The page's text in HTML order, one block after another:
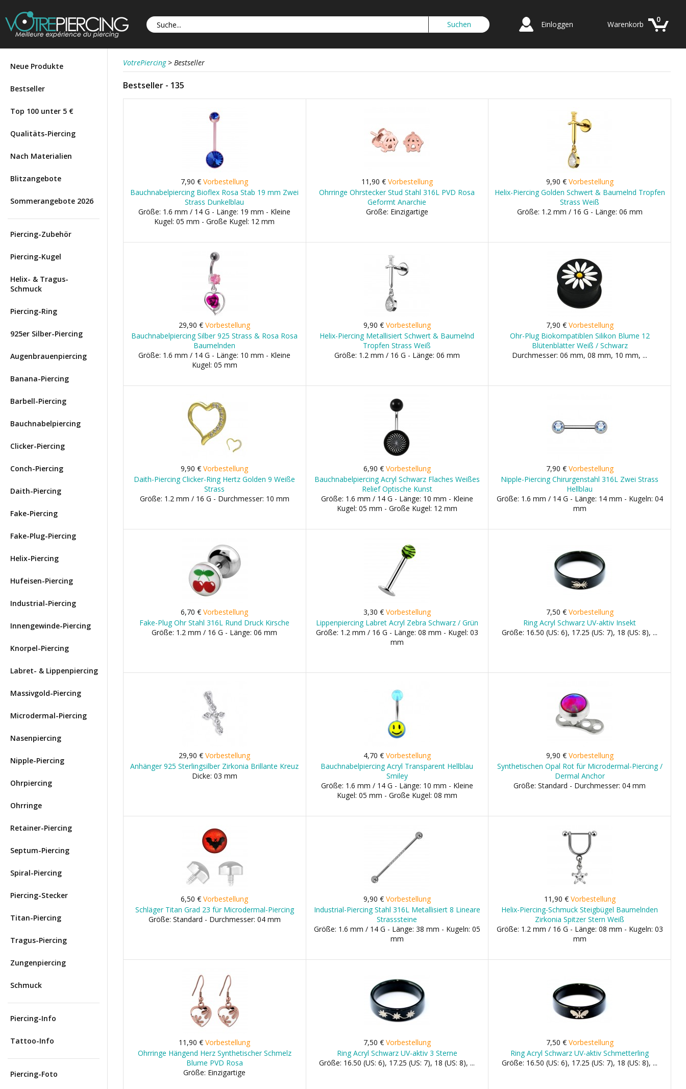
Einloggen
0
Warenkorb
Neue Produkte
Bestseller
Top 100 unter 5 €
Qualitäts-Piercing
Nach Materialien
Blitzangebote
Sommerangebote 2026
Piercing-Zubehör
Piercing-Kugel
Helix- & Tragus-
Schmuck
Piercing-Ring
925er Silber-Piercing
Augenbrauenpiercing
Banana-Piercing
Barbell-Piercing
Bauchnabelpiercing
Clicker-Piercing
Conch-Piercing
Daith-Piercing
Fake-Piercing
Fake-Plug-Piercing
Helix-Piercing
Hufeisen-Piercing
Industrial-Piercing
Innengewinde-Piercing
Knorpel-Piercing
Labret- & Lippenpiercing
Massivgold-Piercing
Microdermal-Piercing
Nasenpiercing
Nipple-Piercing
Ohrpiercing
Ohrringe
Retainer-Piercing
Septum-Piercing
Spiral-Piercing
Piercing-Stecker
Titan-Piercing
Tragus-Piercing
Zungenpiercing
Schmuck
Piercing-Info
Tattoo-Info
Piercing-Foto
VotrePiercing > Bestseller
Bestseller - 135
7,90 €Vorbestellung
Bauchnabelpiercing Bioflex Rosa Stab 19 mm Zwei
Strass Dunkelblau
Größe: 1.6 mm / 14 G - Länge: 19 mm - Kleine
Kugel: 05 mm - Große Kugel: 12 mm
11,90 € Vorbestellung
Ohrringe Ohrstecker Stud Stahl 316L PVD Rosa
Geformt Anarchie
Größe: Einzigartige
9,90 € Vorbestellung
Helix-Piercing Golden Schwert & Baumelnd Tropfen
Strass Weiß
Größe: 1.2 mm / 16 G - Länge: 06 mm
29,90 €Vorbestellung
Bauchnabelpiercing Silber 925 Strass & Rosa Rosa
Baumelnden
Größe: 1.6 mm / 14 G - Länge: 10 mm - Kleine
Kugel: 05 mm
9,90 € Vorbestellung
Helix-Piercing Metallisiert Schwert & Baumelnd
Tropfen Strass Weiß
Größe: 1.2 mm / 16 G - Länge: 06 mm
7,90 € Vorbestellung
Ohr-Plug Biokompatiblen Silikon Blume 12
Blütenblätter Weiß / Schwarz
Durchmesser: 06 mm, 08 mm, 10 mm, ...
9,90 €Vorbestellung
Daith-Piercing Clicker-Ring Hertz Golden 9 Weiße
Strass
Größe: 1.2 mm / 16 G - Durchmesser: 10 mm
6,90 € Vorbestellung
Bauchnabelpiercing Acryl Schwarz Flaches Weißes
Relief Optische Kunst
Größe: 1.6 mm / 14 G - Länge: 10 mm - Kleine
Kugel: 05 mm - Große Kugel: 12 mm
7,90 € Vorbestellung
Nipple-Piercing Chirurgenstahl 316L Zwei Strass
Hellblau
Größe: 1.6 mm / 14 G - Länge: 14 mm - Kugeln: 04
mm
6,70 €Vorbestellung
Fake-Plug Ohr Stahl 316L Rund Druck Kirsche
Größe: 1.2 mm / 16 G - Länge: 06 mm
3,30 € Vorbestellung
Lippenpiercing Labret Acryl Zebra Schwarz / Grün
Größe: 1.2 mm / 16 G - Länge: 08 mm - Kugel: 03
mm
7,50 € Vorbestellung
Ring Acryl Schwarz UV-aktiv Insekt
Größe: 16.50 (US: 6), 17.25 (US: 7), 18 (US: 8), ...
29,90 €Vorbestellung
Anhänger 925 Sterlingsilber Zirkonia Brillante Kreuz
Dicke: 03 mm
4,70 € Vorbestellung
Bauchnabelpiercing Acryl Transparent Hellblau
Smiley
Größe: 1.6 mm / 14 G - Länge: 10 mm - Kleine
Kugel: 05 mm - Große Kugel: 08 mm
9,90 € Vorbestellung
Synthetischen Opal Rot für Microdermal-Piercing /
Dermal Anchor
Größe: Standard - Durchmesser: 04 mm
6,50 €Vorbestellung
Schläger Titan Grad 23 für Microdermal-Piercing
Größe: Standard - Durchmesser: 04 mm
9,90 € Vorbestellung
Industrial-Piercing Stahl 316L Metallisiert 8 Lineare
Strasssteine
Größe: 1.6 mm / 14 G - Länge: 38 mm - Kugeln: 05
mm
11,90 € Vorbestellung
Helix-Piercing-Schmuck Steigbügel Baumelnden
Zirkonia Spitzer Stern Weiß
Größe: 1.2 mm / 16 G - Länge: 08 mm - Kugeln: 03
mm
11,90 €Vorbestellung
Ohrringe Hängend Herz Synthetischer Schmelz
Blume PVD Rosa
Größe: Einzigartige
7,50 € Vorbestellung
Ring Acryl Schwarz UV-aktiv 3 Sterne
Größe: 16.50 (US: 6), 17.25 (US: 7), 18 (US: 8), ...
7,50 € Vorbestellung
Ring Acryl Schwarz UV-aktiv Schmetterling
Größe: 16.50 (US: 6), 17.25 (US: 7), 18 (US: 8), ...